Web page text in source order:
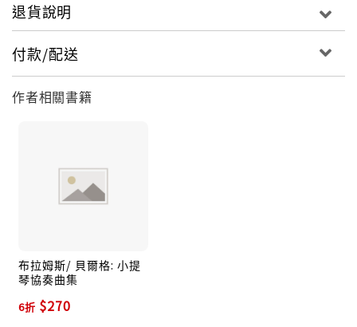
斯浪漫柔情的一面。曲目：Side A & Side B布拉姆斯：
退貨說明
付款/配送
作者相關書籍
布拉姆斯/ 貝爾格: 小提
琴協奏曲集
6折 $270